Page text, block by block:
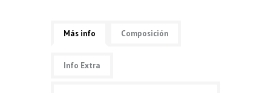
Más info Composición
Info Extra